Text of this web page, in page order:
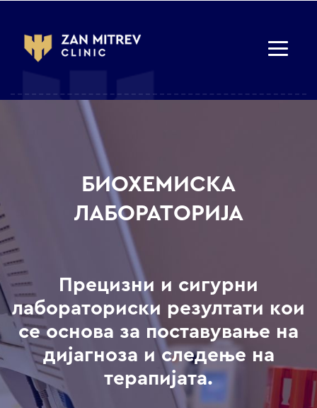
БИОХЕМИСКА
ЛАБОРАТОРИЈА
Прецизни и сигурни
лабораториски резултати кои
се основа за поставување на
дијагноза и следење на
терапијата.